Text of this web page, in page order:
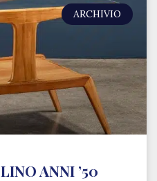
ARCHIVIO
ANNI ’50